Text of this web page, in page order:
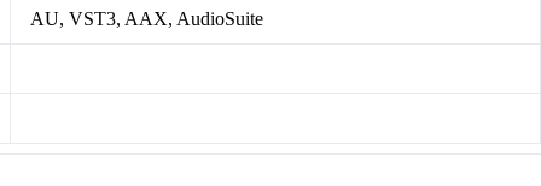
AU, VST3, AAX, AudioSuite